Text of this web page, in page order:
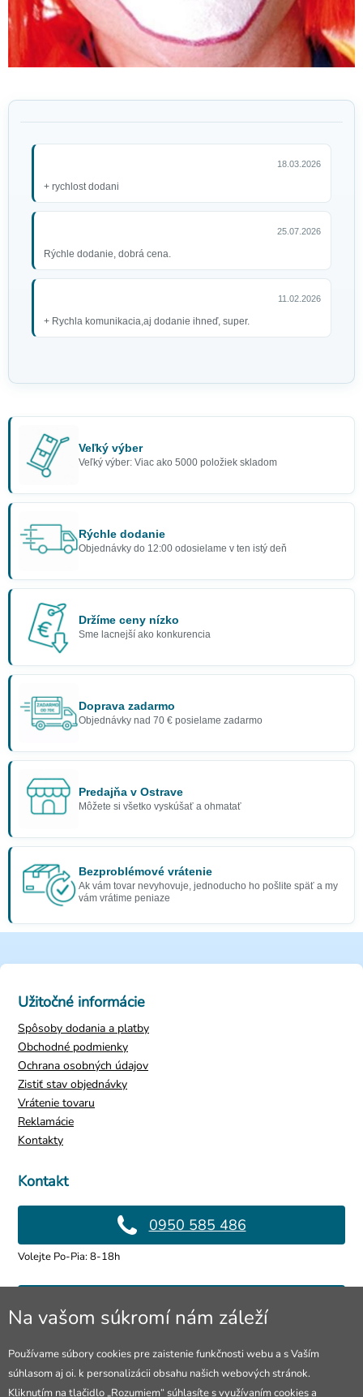
18.03.2026
+ rychlost dodani
25.07.2026
Rýchle dodanie, dobrá cena.
11.02.2026
+ Rychla komunikacia,aj dodanie ihneď, super.
Veľký výber
Veľký výber: Viac ako 5000 položiek skladom
Rýchle dodanie
Objednávky do 12:00 odosielame v ten istý deň
Držíme ceny nízko
Sme lacnejší ako konkurencia
Doprava zadarmo
Objednávky nad 70 € posielame zadarmo
Predajňa v Ostrave
Môžete si všetko vyskúšať a ohmatať
Bezproblémové vrátenie
Ak vám tovar nevyhovuje, jednoducho ho pošlite späť a my
vám vrátime peniaze
Kontakt
0950 585 486
Volejte Po-Pia: 8-18h
info@4lol.cz
Predajňa v Ostrave
Užitočné informácie
Spôsoby dodania a platby
Obchodné podmienky
Ochrana osobných údajov
Zistiť stav objednávky
Vrátenie tovaru
Reklamácie
Kontakty
Na vašom súkromí nám záleží
Používame súbory cookies pre zaistenie funkčnosti webu a s Vaším
súhlasom aj oi. k personalizácii obsahu našich webových stránok.
Kliknutím na tlačidlo „Rozumiem“ súhlasíte s využívaním cookies a